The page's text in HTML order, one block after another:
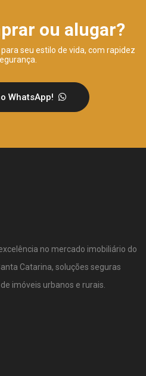
ou alugar?
seu estilo de vida, com rapidez
WhatsApp!
no mercado imobiliário do
Catarina, soluções seguras
imóveis urbanos e rurais.